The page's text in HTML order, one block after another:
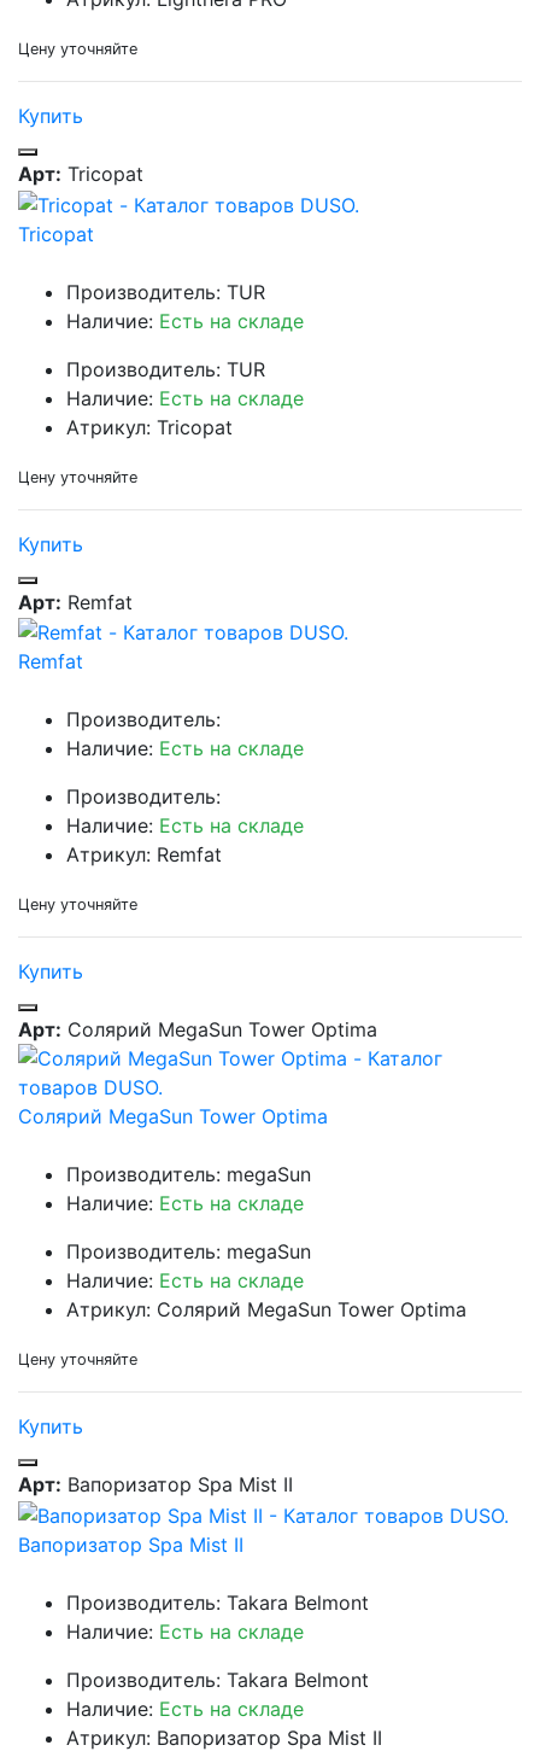
Цену уточняйте
Купить
Арт: Tricopat
Tricopat
Производитель: TUR
Наличие: Есть на складе
Производитель: TUR
Наличие: Есть на складе
Атрикул: Tricopat
Цену уточняйте
Купить
Арт: Remfat
Remfat
Производитель:
Наличие: Есть на складе
Производитель:
Наличие: Есть на складе
Атрикул: Remfat
Цену уточняйте
Купить
Арт: Солярий MegaSun Tower Optima
Солярий MegaSun Tower Optima
Производитель: megaSun
Наличие: Есть на складе
Производитель: megaSun
Наличие: Есть на складе
Атрикул: Солярий MegaSun Tower Optima
Цену уточняйте
Купить
Арт: Вапоризатор Spa Mist II
Вапоризатор Spa Mist II
Производитель: Takara Belmont
Наличие: Есть на складе
Производитель: Takara Belmont
Наличие: Есть на складе
Атрикул: Вапоризатор Spa Mist II